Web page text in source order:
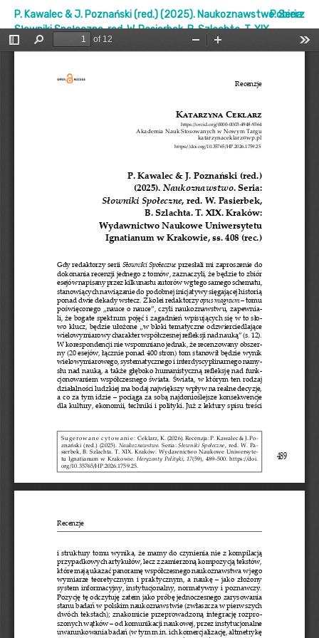
P. Kawalec & J. Poznański (red.) (2025). Naukoznawstwo. Seria:
Słowniki Społeczne, red. W. Pasierbek, B. Szlachta. T. XIX.
Kraków: Wydawnictwo Naukowe Uniwersytetu Ignatianum w
Pobierz